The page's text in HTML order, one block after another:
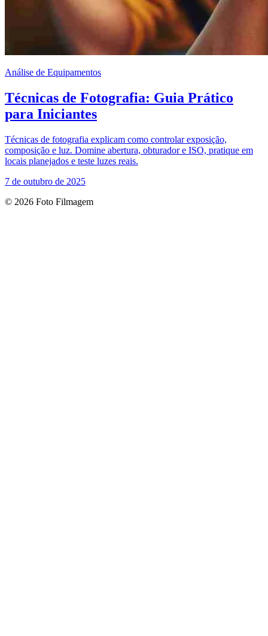
Análise de Equipamentos
Técnicas de Fotografia: Guia Prático
para Iniciantes
Técnicas de fotografia explicam como controlar exposição,
composição e luz. Domine abertura, obturador e ISO, pratique em
locais planejados e teste luzes reais.
7 de outubro de 2025
© 2026 Foto Filmagem